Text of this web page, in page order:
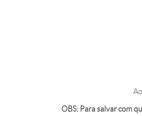
OBS: Para salvar com